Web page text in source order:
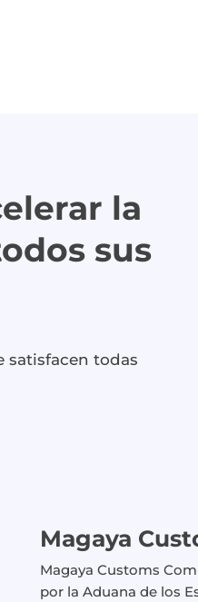
la
sus
satisfacen todas
Magaya
Magaya Customs
por la Aduana de los